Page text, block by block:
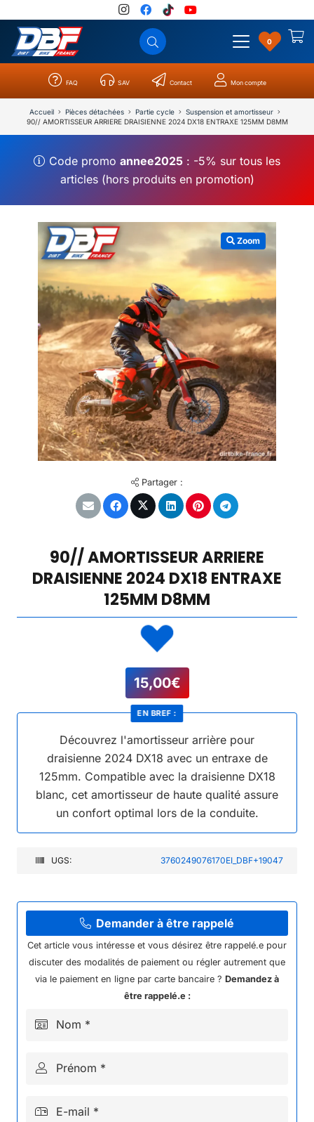
0
FAQ SAV Contact Mon compte
Accueil Pièces détachées Partie cycle
Suspension et amortisseur
90// AMORTISSEUR ARRIERE DRAISIENNE 2024 DX18 ENTRAXE 125MM D8MM
Code promoannee2025 : -5% sur tous les
articles (hors produits en promotion)
Zoom
Partager :
90// AMORTISSEUR ARRIERE
DRAISIENNE 2024 DX18 ENTRAXE
125MM D8MM
15,00€
Découvrez l'amortisseur arrière pour
draisienne 2024 DX18 avec un entraxe de
125mm. Compatible avec la draisienne DX18
blanc, cet amortisseur de haute qualité assure
un confort optimal lors de la conduite.
EN BREF :
UGS: 3760249076170EI_DBF+19047
Demander à être rappelé
Cet article vous intéresse et vous désirez être rappelé.e pour
discuter des modalités de paiement ou régler autrement que
via le paiement en ligne par carte bancaire ? Demandez à
être rappelé.e :
Nom *
Prénom *
E-mail *
Catégories Résultats